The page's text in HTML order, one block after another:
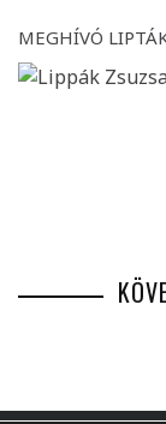
MEGHÍVÓ